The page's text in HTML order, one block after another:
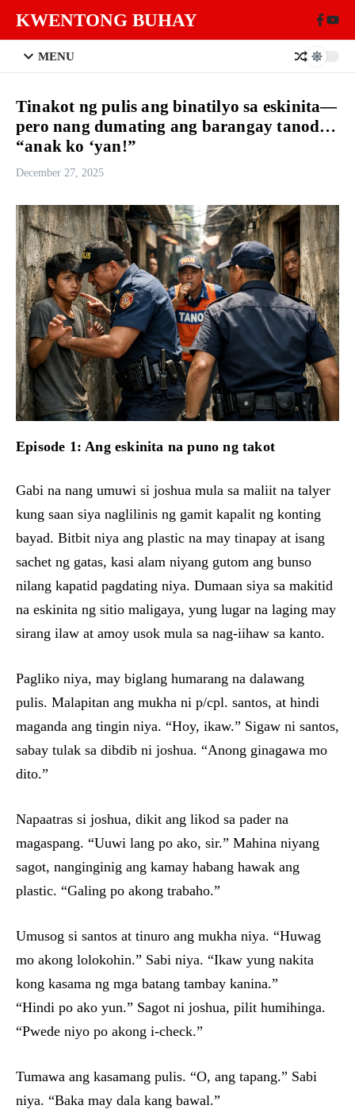
KWENTONG BUHAY
MENU
Tinakot ng pulis ang binatilyo sa eskinita—
pero nang dumating ang barangay tanod…
“anak ko ‘yan!”
December 27, 2025
Episode 1: Ang eskinita na puno ng takot
Gabi na nang umuwi si joshua mula sa maliit na talyer
kung saan siya naglilinis ng gamit kapalit ng konting
bayad. Bitbit niya ang plastic na may tinapay at isang
sachet ng gatas, kasi alam niyang gutom ang bunso
nilang kapatid pagdating niya. Dumaan siya sa makitid
na eskinita ng sitio maligaya, yung lugar na laging may
sirang ilaw at amoy usok mula sa nag-iihaw sa kanto.
Pagliko niya, may biglang humarang na dalawang
pulis. Malapitan ang mukha ni p/cpl. santos, at hindi
maganda ang tingin niya. “Hoy, ikaw.” Sigaw ni santos,
sabay tulak sa dibdib ni joshua. “Anong ginagawa mo
dito.”
Napaatras si joshua, dikit ang likod sa pader na
magaspang. “Uuwi lang po ako, sir.” Mahina niyang
sagot, nanginginig ang kamay habang hawak ang
plastic. “Galing po akong trabaho.”
Umusog si santos at tinuro ang mukha niya. “Huwag
mo akong lolokohin.” Sabi niya. “Ikaw yung nakita
kong kasama ng mga batang tambay kanina.”
“Hindi po ako yun.” Sagot ni joshua, pilit humihinga.
“Pwede niyo po akong i-check.”
Tumawa ang kasamang pulis. “O, ang tapang.” Sabi
niya. “Baka may dala kang bawal.”